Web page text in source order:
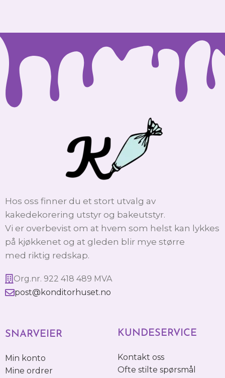
Hos oss finner du et stort utvalg av
kakedekorering utstyr og bakeutstyr.
Vi er overbevist om at hvem som helst kan lykkes
på kjøkkenet og at gleden blir mye større
med riktig redskap.
Org.nr. 922 418 489 MVA
post@konditorhuset.no
SNARVEIER
Min konto
Mine ordrer
KUNDESERVICE
Kontakt oss
Ofte stilte spørsmål